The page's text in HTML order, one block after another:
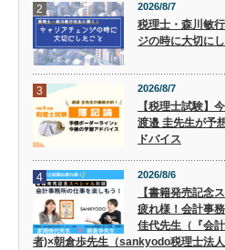
2 2026/8/7
税理士・森川敏
ジの時に大切に
3 2026/8/7
【税理士試験】
渡邉 圭先生が予
ドバイス
4 2026/8/6
【書籍発売記念
疲れ様！会計事
佳代先生（『会
者)×朝倉歩先生（sankyodo税理士法人